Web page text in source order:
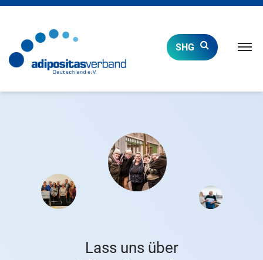
SHG
Lass uns über